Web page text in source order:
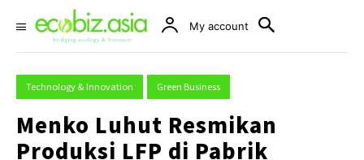
My account
Technology & Innovation Green Business
Menko Luhut Resmikan
Produksi LFP di Pabrik